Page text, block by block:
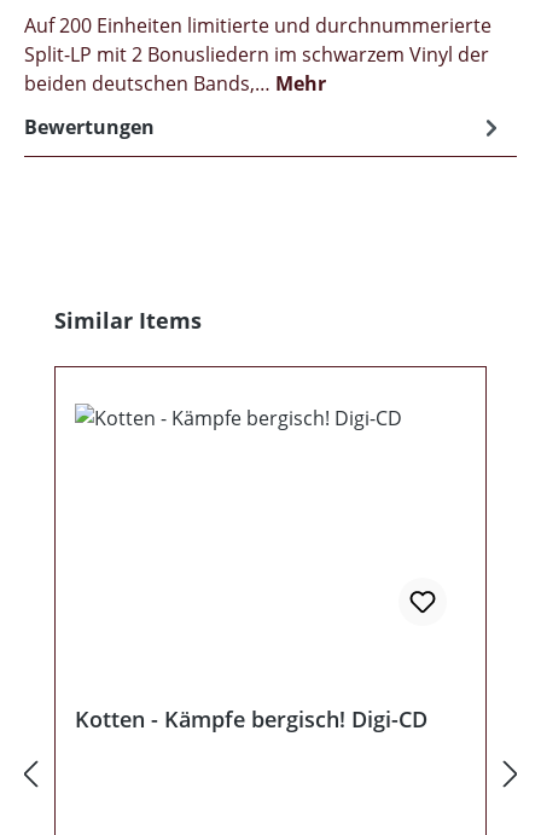
Auf 200 Einheiten limitierte und durchnummerierte
Split-LP mit 2 Bonusliedern im schwarzem Vinyl der
beiden deutschen Bands,… Mehr
Bewertungen
Produktgalerie überspringen
Similar Items
Kotten - Kämpfe bergisch! Digi-CD